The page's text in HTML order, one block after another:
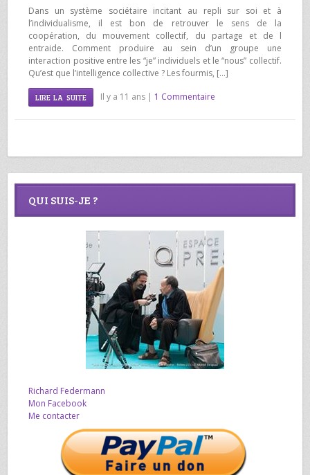
Dans un système sociétaire incitant au repli sur soi et à
l’individualisme, il est bon de retrouver le sens de la
coopération, du mouvement collectif, du partage et de l
entraide. Comment produire au sein d’un groupe une
interaction positive entre les “je” individuels et le “nous” collectif.
Qu’est que l’intelligence collective ? Les fourmis, […]
LIRE LA SUITE Il y a 11 ans | 1 Commentaire
QUI SUIS-JE ?
Richard Federmann
Mon Facebook
Me contacter